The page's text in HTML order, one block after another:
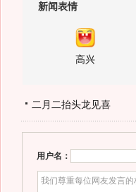
新闻表情
高兴
二月二抬头龙见喜
用户名：